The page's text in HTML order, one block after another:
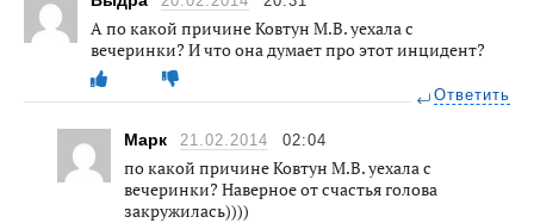
А по какой причине Ковтун М.В. уехала с
вечеринки? И что она думает про этот инцидент?
Ответить
Марк 21.02.2014 02:04
по какой причине Ковтун М.В. уехала с
вечеринки? Наверное от счастья голова
закружилась))))